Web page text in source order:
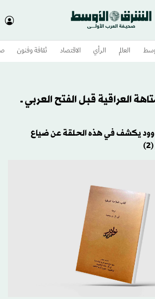
العالم الرأي الاقتصاد ثقافة وفنون
العراقية قبل الفتح العربي ــ
وود يكشف في هذه الحلقة عن ضياع